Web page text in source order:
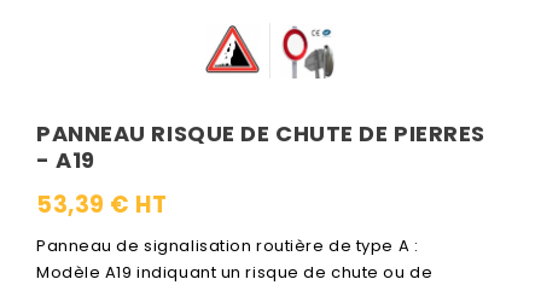
PANNEAU RISQUE DE CHUTE DE PIERRES
- A19
53,39 € HT
Panneau de signalisation routière de type A :
Modèle A19 indiquant un risque de chute ou de